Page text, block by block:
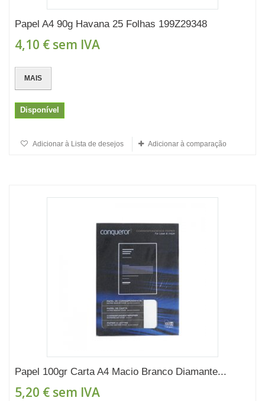
Papel A4 90g Havana 25 Folhas 199Z29348
4,10 € sem IVA
MAIS
Disponível
Adicionar à Lista de desejos Adicionar à comparação
Papel 100gr Carta A4 Macio Branco Diamante...
5,20 € sem IVA